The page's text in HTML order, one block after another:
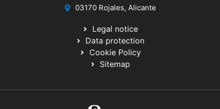
03170 Rojales, Alicante
Legal notice
Data protection
Cookie Policy
Sitemap